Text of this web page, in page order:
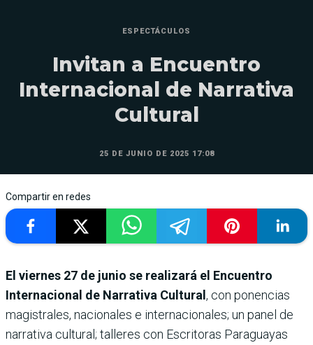
ESPECTÁCULOS
Invitan a Encuentro
Internacional de Narrativa
Cultural
25 DE JUNIO DE 2025 17:08
Compartir en redes
El viernes 27 de junio se realizará el Encuentro
Internacional de Narrativa Cultural , con ponencias
magistrales, nacionales e internacionales; un panel de
narrativa cultural; talleres con Escritoras Paraguayas